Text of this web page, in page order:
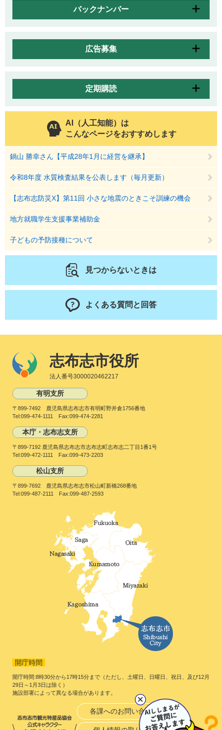
バックナンバー
広告募集
定期購読
AI（人工知能）は
こんなページをおすすめします
鍋山 勝幸さん【平成28年1月に経営を継承】
令和8年度 水質検査結果を公表します（毎月更新）
【志布志防災X】第11回 小さな地震のときこそ訓練の機会
地方就職学生支援事業補助金
子どもの予防接種について
見つからないときは
よくある質問と回答
志布志市役所
法人番号3000020462217
有明支所
〒899-7492 鹿児島県志布志市有明町野井倉1756番地
Tel:099-474-1111 Fax:099-474-2281
本庁・志布志支所
〒899-7192 鹿児島県志布志市志布志町志布志二丁目1番1号
Tel:099-472-1111 Fax:099-473-2203
松山支所
〒899-7692 鹿児島県志布志市松山町新橋268番地
Tel:099-487-2111 Fax:099-487-2593
開庁時間
開庁時間:8時30分から17時15分まで（ただし、土曜日、日曜日、祝日、及び12月
29日～1月3日は除く）
施設部署によって異なる場合があります。
各課へのお問い合わせ